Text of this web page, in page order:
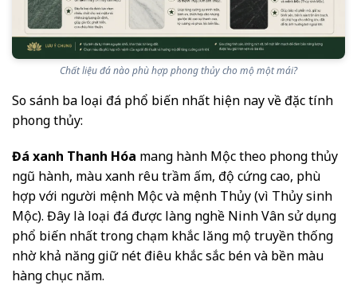
Chất liệu đá nào phù hợp phong thủy cho mộ một mái?
So sánh ba loại đá phổ biến nhất hiện nay về đặc tính
phong thủy:
Đá xanh Thanh Hóa mang hành Mộc theo phong thủy
ngũ hành, màu xanh rêu trầm ấm, độ cứng cao, phù
hợp với người mệnh Mộc và mệnh Thủy (vì Thủy sinh
Mộc). Đây là loại đá được làng nghề Ninh Vân sử dụng
phổ biến nhất trong chạm khắc lăng mộ truyền thống
nhờ khả năng giữ nét điêu khắc sắc bén và bền màu
hàng chục năm.